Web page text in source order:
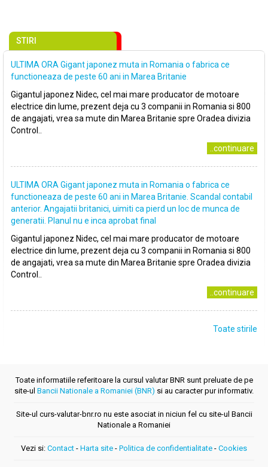
STIRI
ULTIMA ORA Gigant japonez muta in Romania o fabrica ce
functioneaza de peste 60 ani in Marea Britanie
Gigantul japonez Nidec, cel mai mare producator de motoare
electrice din lume, prezent deja cu 3 companii in Romania si 800
de angajati, vrea sa mute din Marea Britanie spre Oradea divizia
Control..
..continuare
ULTIMA ORA Gigant japonez muta in Romania o fabrica ce
functioneaza de peste 60 ani in Marea Britanie. Scandal contabil
anterior. Angajatii britanici, uimiti ca pierd un loc de munca de
generatii. Planul nu e inca aprobat final
Gigantul japonez Nidec, cel mai mare producator de motoare
electrice din lume, prezent deja cu 3 companii in Romania si 800
de angajati, vrea sa mute din Marea Britanie spre Oradea divizia
Control..
..continuare
Toate stirile
Toate informatiile referitoare la cursul valutar BNR sunt preluate de pe
site-ul Bancii Nationale a Romaniei (BNR) si au caracter pur informativ.
Site-ul curs-valutar-bnr.ro nu este asociat in niciun fel cu site-ul Bancii
Nationale a Romaniei
Vezi si: Contact - Harta site - Politica de confidentialitate - Cookies